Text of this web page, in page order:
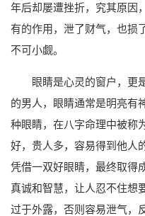
年后却屡遭挫折，究其原因
有的作用，泄了财气，也损
不可小觑。
眼睛是心灵的窗户，更
的男人，眼睛通常是明亮有
种眼睛，在八字命理中被称
好，贵人多，容易得到他人
凭借一双好眼睛，最终取得
真诚和智慧，让人忍不住想
过于外露，否则容易泄气，